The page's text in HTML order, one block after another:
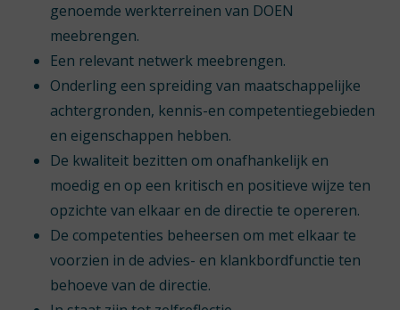
genoemde werkterreinen van DOEN
meebrengen.
Een relevant netwerk meebrengen.
Onderling een spreiding van maatschappelijke
achtergronden, kennis-en competentiegebieden
en eigenschappen hebben.
De kwaliteit bezitten om onafhankelijk en
moedig en op een kritisch en positieve wijze ten
opzichte van elkaar en de directie te opereren.
De competenties beheersen om met elkaar te
voorzien in de advies- en klankbordfunctie ten
behoeve van de directie.